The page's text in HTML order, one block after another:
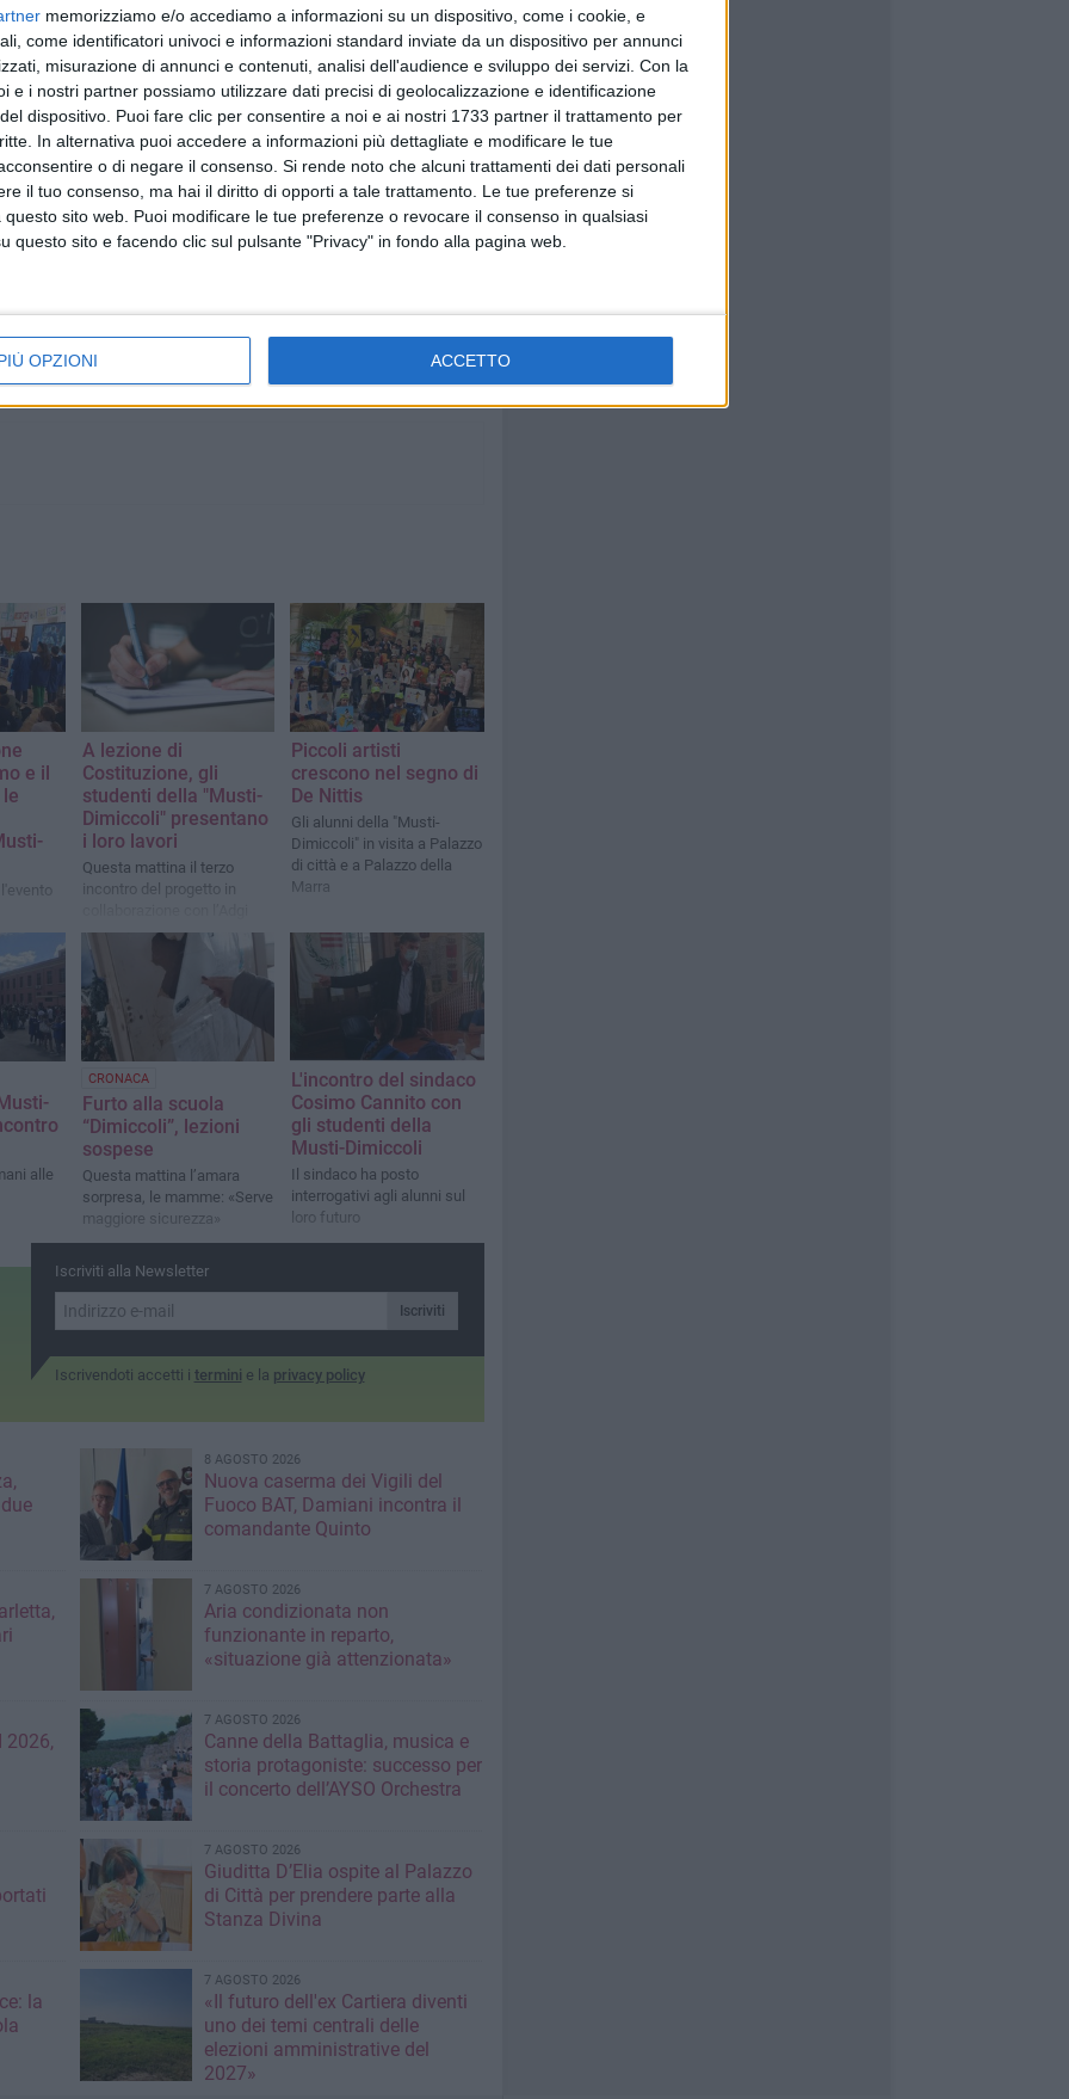
memorizziamo e/o accediamo a informazioni su un dispositivo, come i cookie, e
come identificatori univoci e informazioni standard inviate da un dispositivo per annunci
misurazione di annunci e contenuti, analisi dell'audience e sviluppo dei servizi. Con la
e i nostri partner possiamo utilizzare dati precisi di geolocalizzazione e identificazione
dispositivo. Puoi fare clic per consentire a noi e ai nostri 1733 partner il trattamento per
In alternativa puoi accedere a informazioni più dettagliate e modificare le tue
o di negare il consenso. Si rende noto che alcuni trattamenti dei dati personali
il tuo consenso, ma hai il diritto di opporti a tale trattamento. Le tue preferenze si
sito web. Puoi modificare le tue preferenze o revocare il consenso in qualsiasi
questo sito e facendo clic sul pulsante "Privacy" in fondo alla pagina web.
OPZIONI ACCETTO
che vede riconosciuto il valore della
professoressa Addolorata Lionetti, nel
STEM contribuisce a promuovere, anno dopo
e per le discipline scientifiche tra i suoi studenti.
Nazionale di Palermo, prossima ed ultima tappa, di
del Mediterraneo. La città di Barletta e l'intera comunità
al giovane talento di vivere, con determinazione e
Michelangelo, facciamo tutti il tifo per te!
e il
A lezione di
Costituzione, gli
studenti della "Musti-
Dimiccoli" presentano
i loro lavori
Questa mattina il terzo
incontro del progetto in
Sezione di Trani
Piccoli artisti
crescono nel segno di
De Nittis
Gli alunni della "Musti-
Dimiccoli" in visita a Palazzo
di città e a Palazzo della
Marra
alle
CRONACA
Furto alla scuola
“Dimiccoli”, lezioni
sospese
Questa mattina l’amara
sorpresa, le mamme: «Serve
maggiore sicurezza»
L'incontro del sindaco
Cosimo Cannito con
gli studenti della
Musti-Dimiccoli
Il sindaco ha posto
interrogativi agli alunni sul
loro futuro
Iscriviti alla Newsletter
Iscriviti
Iscrivendoti accetti i termini e la privacy policy
8 AGOSTO 2026
Nuova caserma dei Vigili del
Fuoco BAT, Damiani incontra il
comandante Quinto
7 AGOSTO 2026
Aria condizionata non
funzionante in reparto,
«situazione già attenzionata»
2026,
7 AGOSTO 2026
Canne della Battaglia, musica e
storia protagoniste: successo per
il concerto dell’AYSO Orchestra
7 AGOSTO 2026
Giuditta D’Elia ospite al Palazzo
di Città per prendere parte alla
Stanza Divina
la
7 AGOSTO 2026
«Il futuro dell'ex Cartiera diventi
uno dei temi centrali delle
elezioni amministrative del
2027»